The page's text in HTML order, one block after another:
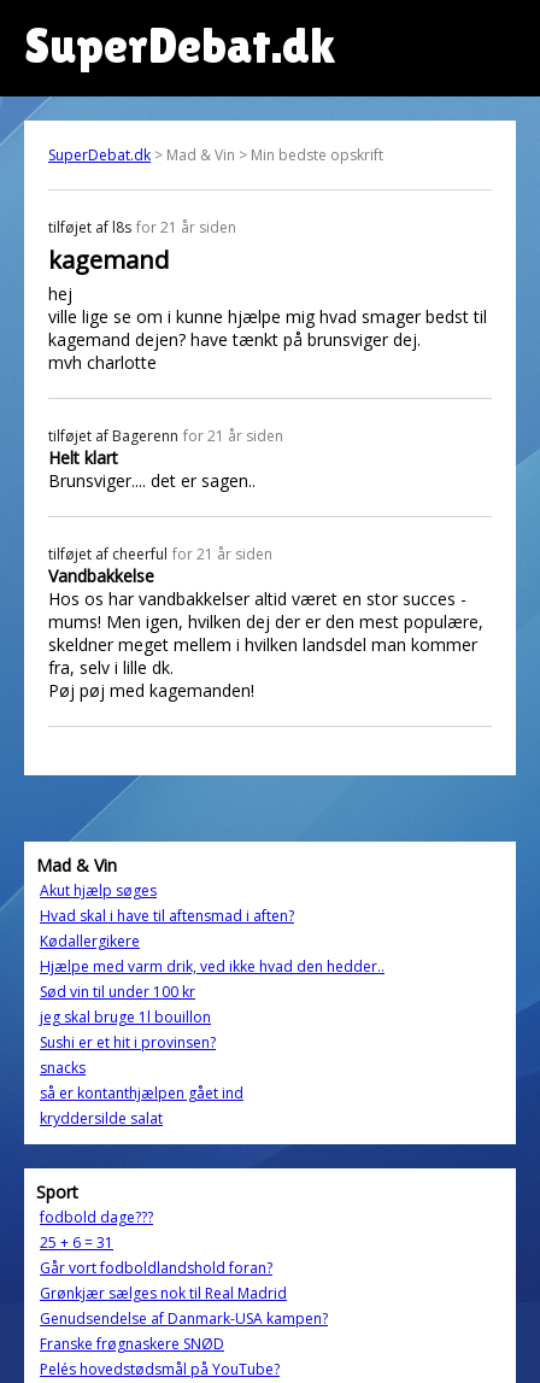
SuperDebat.dk
SuperDebat.dk > Mad & Vin > Min bedste opskrift
tilføjet af l8s for 21 år siden
kagemand
hej
ville lige se om i kunne hjælpe mig hvad smager bedst til
kagemand dejen? have tænkt på brunsviger dej.
mvh charlotte
tilføjet af Bagerenn for 21 år siden
Helt klart
Brunsviger.... det er sagen..
tilføjet af cheerful for 21 år siden
Vandbakkelse
Hos os har vandbakkelser altid været en stor succes -
mums! Men igen, hvilken dej der er den mest populære,
skeldner meget mellem i hvilken landsdel man kommer
fra, selv i lille dk.
Pøj pøj med kagemanden!
Mad & Vin
Akut hjælp søges
Hvad skal i have til aftensmad i aften?
Kødallergikere
Hjælpe med varm drik, ved ikke hvad den hedder..
Sød vin til under 100 kr
jeg skal bruge 1l bouillon
Sushi er et hit i provinsen?
snacks
så er kontanthjælpen gået ind
kryddersilde salat
Sport
fodbold dage???
25 + 6 = 31
Går vort fodboldlandshold foran?
Grønkjær sælges nok til Real Madrid
Genudsendelse af Danmark-USA kampen?
Franske frøgnaskere SNØD
Pelés hovedstødsmål på YouTube?